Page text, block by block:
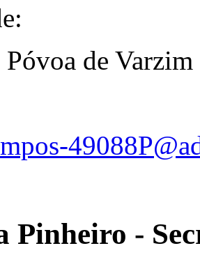
de Varzim
Pinheiro -